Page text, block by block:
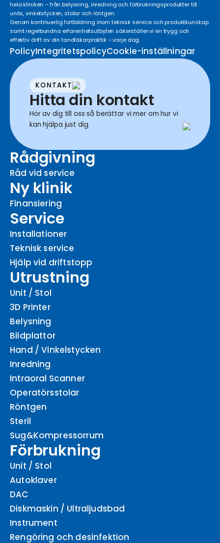
hela kliniken – från belysning, inredning och förbrukningsprodukter till
units, vinkelstycken, stolar och röntgen.
Genom kontinuerlig fortbildning inom teknisk service och produktkunskap
samt regelbundna erfarenhetsutbyten säkerställer vi en trygg och
effektiv drift av din tandläkarpraktik – varje dag.
PolicyIntegritetspolicyCookie-inställningar
KONTAKT
Hitta din kontakt
Hör av dig till oss så berättar vi mer om hur vi
kan hjälpa just dig.
Rådgivning
Råd vid service
Ny klinik
Finansiering
Service
Installationer
Teknisk service
Hjälp vid driftstopp
Utrustning
Unit / Stol
3D Printer
Belysning
Bildplattor
Hand / Vinkelstycken
Inredning
Intraoral Scanner
Operatörsstolar
Röntgen
Steril
Sug&Kompressorrum
Förbrukning
Unit / Stol
Autoklaver
DAC
Diskmaskin / Ultraljudsbad
Instrument
Rengöring och desinfektion